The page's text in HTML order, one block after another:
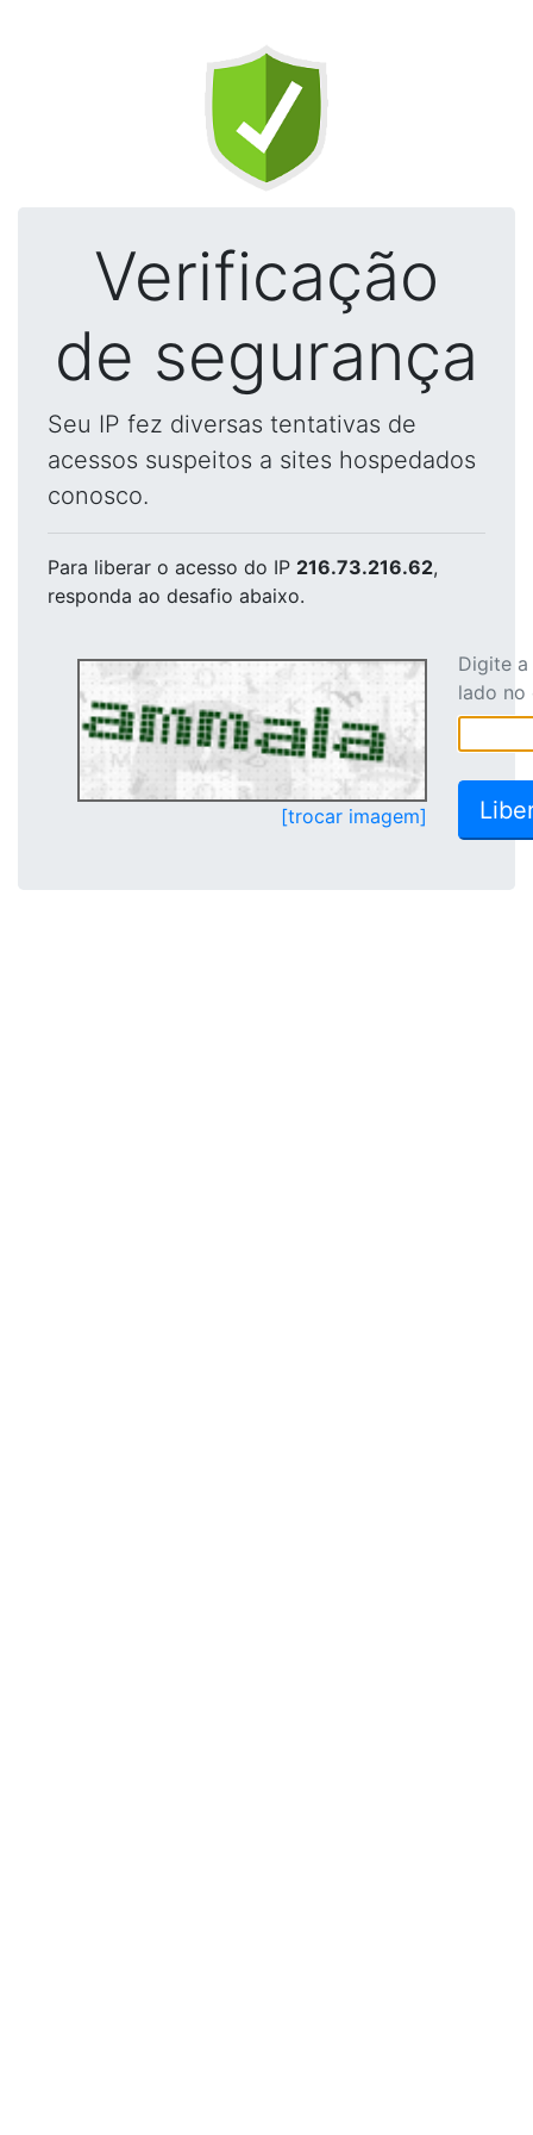
Verificação
de segurança
Seu IP fez diversas tentativas de
acessos suspeitos a sites hospedados
conosco.
Para liberar o acesso do IP 216.73.216.62,
responda ao desafio abaixo.
[trocar imagem]
Digite
lado no